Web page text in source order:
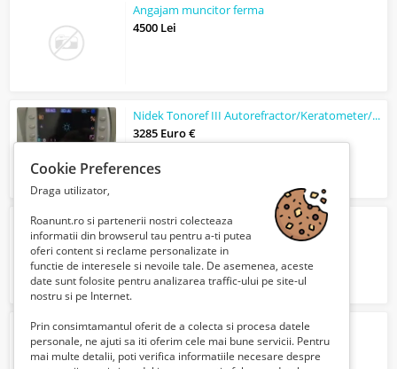
Angajam muncitor ferma
4500 Lei
Nidek Tonoref III Autorefractor/Keratometer/Nct With Non Contact Pachymeter
3285 Euro €
Servicii de instalaţii sanitare termice
Verifica cu vanzatorul
ANUNT PRELUNGIRE M4B 20.01.2025
Gratuit
Cookie Preferences
Draga utilizator,
Roanunt.ro si partenerii nostri colecteaza
informatii din browserul tau pentru a-ti putea
oferi content si reclame personalizate in
functie de interesele si nevoile tale. De asemenea, aceste
date sunt folosite pentru analizarea traffic-ului pe site-ul
nostru si pe Internet.
Prin consimtamantul oferit de a colecta si procesa datele
personale, ne ajuti sa iti oferim cele mai bune servicii. Pentru
mai multe detalii, poti verifica informatiile necesare despre